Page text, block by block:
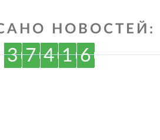
НОВОСТЕЙ:
3 7 4 1 6